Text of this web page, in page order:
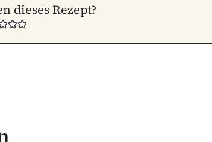
dieses Rezept?